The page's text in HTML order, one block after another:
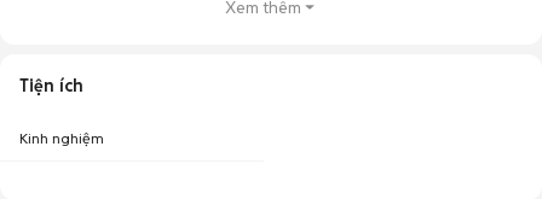
Xem thêm
Tiện ích
Kinh nghiệm